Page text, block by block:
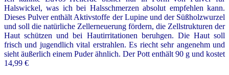
Halswickel, was ich bei Halsschmerzen absolut empfehlen kann.
Dieses Pulver enthält Aktivstoffe der Lupine und der Süßholzwurzel
und soll die natürliche Zellerneuerung fördern, die Zellstrukturen der
Haut schützen und bei Hautirritationen beruhgen. Die Haut soll
frisch und jugendlich vital erstrahlen. Es riecht sehr angenehm und
sieht äußerlich einem Puder ähnlich. Der Pott enthält 90 g und kostet
14,99 €